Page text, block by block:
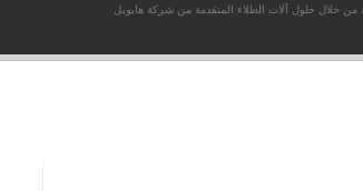
من خلال حلول آلات الطلاء المتقدمة من شركة هايويل